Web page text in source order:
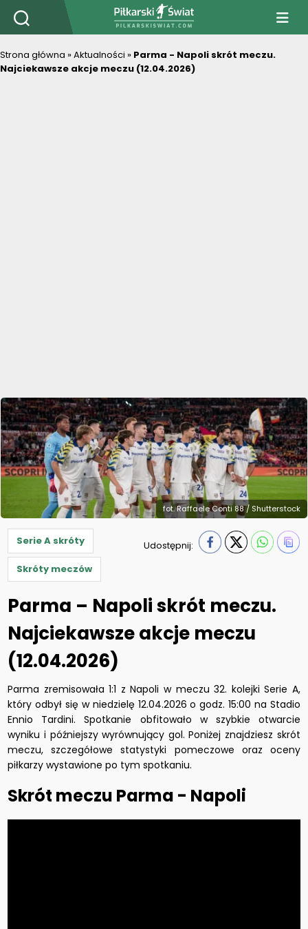
PiłkarskiSwiat.com
Strona główna »Aktualności » Parma - Napoli skrót meczu.
Najciekawsze akcje meczu (12.04.2026)
fot. Raffaele Conti 88 / Shutterstock
Serie A skróty
Skróty meczów
Udostępnij:
Parma – Napoli skrót meczu.
Najciekawsze akcje meczu
(12.04.2026)
Parma zremisowała 1:1 z Napoli w meczu 32. kolejki Serie A,
który odbył się w niedzielę 12.04.2026 o godz. 15:00 na Stadio
Ennio Tardini. Spotkanie obfitowało w szybkie otwarcie
wyniku i późniejszy wyrównujący gol. Poniżej znajdziesz skrót
meczu, szczegółowe statystyki pomeczowe oraz oceny
piłkarzy wystawione po tym spotkaniu.
Skrót meczu Parma - Napoli